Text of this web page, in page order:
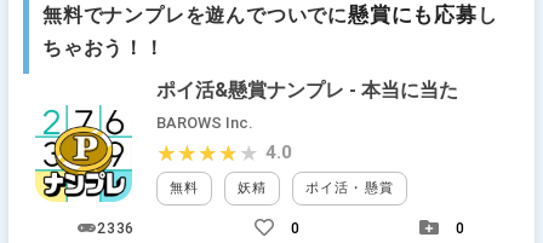
無料でナンプレを遊んでついでに懸賞にも応募 し
ちゃおう！！
ポイ活&懸賞ナンプレ - 本当に当たります。
BAROWS Inc.
無料 妖精 ポイ活・懸賞
★★★★★
★★★★★ 4.0
2336 0 0